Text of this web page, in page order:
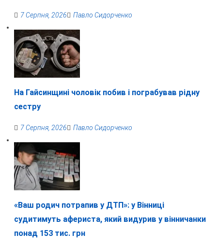
7 Серпня, 2026 Павло Сидорченко
На Гайсинщині чоловік побив і пограбував рідну
сестру
7 Серпня, 2026 Павло Сидорченко
«Ваш родич потрапив у ДТП»: у Вінниці
судитимуть афериста, який видурив у вінничанки
понад 153 тис. грн